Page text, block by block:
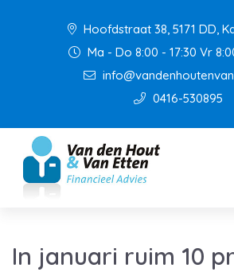
Hoofdstraat 38, 5171 DD,
Ma - Do 8:00 - 17:30 Vr
0416-530895
In januari ruim 10